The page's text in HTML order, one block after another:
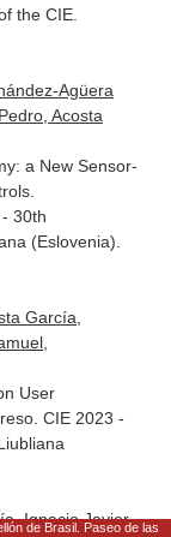
the CIE.
Agüera
Acosta
a New Sensor-
30th
(Eslovenia).
García,
User
CIE 2023 -
Ignacio Javier,
de Brasil. Paseo de las